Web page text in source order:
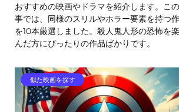
おすすめの映画やドラマを紹介します。こ
事では、同様のスリルやホラー要素を持つ
を10本厳選しました。殺人鬼人形の恐怖を
んだ方にぴったりの作品ばかりです。
似た映画を探す